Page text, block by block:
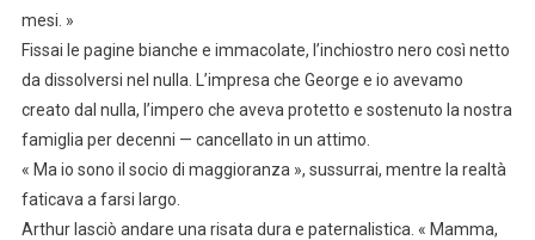
mesi. »
Fissai le pagine bianche e immacolate, l’inchiostro nero così netto
da dissolversi nel nulla. L’impresa che George e io avevamo
creato dal nulla, l’impero che aveva protetto e sostenuto la nostra
famiglia per decenni — cancellato in un attimo.
« Ma io sono il socio di maggioranza », sussurrai, mentre la realtà
faticava a farsi largo.
Arthur lasciò andare una risata dura e paternalistica. « Mamma,